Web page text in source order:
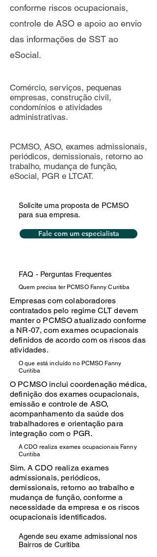
conforme riscos ocupacionais,
controle de ASO e apoio ao envio
das informações de SST ao
eSocial.
Comércio, serviços, pequenas
empresas, construção civil,
condomínios e atividades
administrativas.
PCMSO, ASO, exames admissionais,
periódicos, demissionais, retorno ao
trabalho, mudança de função,
eSocial, PGR e LTCAT.
Solicite uma proposta de PCMSO
para sua empresa.
Fale com um especialista
FAQ - Perguntas Frequentes
Quem precisa ter PCMSO Fanny Curitiba
Empresas com colaboradores
contratados pelo regime CLT devem
manter o PCMSO atualizado conforme
a NR-07, com exames ocupacionais
definidos de acordo com os riscos das
atividades.
O que está incluído no PCMSO Fanny
Curitiba
O PCMSO inclui coordenação médica,
definição dos exames ocupacionais,
emissão e controle de ASO,
acompanhamento da saúde dos
trabalhadores e orientação para
integração com o PGR.
A CDO realiza exames ocupacionais Fanny
Curitiba
Sim. A CDO realiza exames
admissionais, periódicos,
demissionais, retorno ao trabalho e
mudança de função, conforme a
necessidade da empresa e os riscos
ocupacionais identificados.
Agende seu exame admissional nos
Bairros de Curitiba